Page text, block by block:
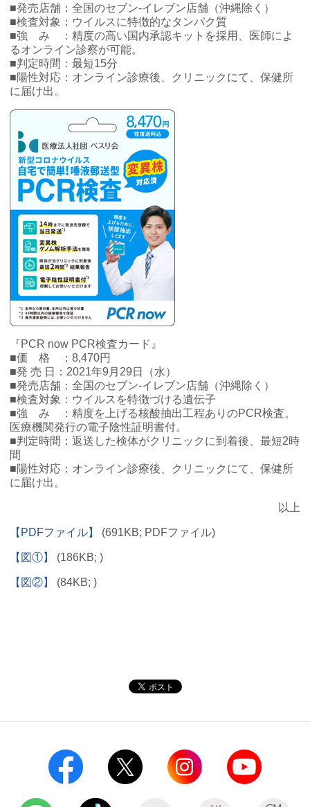
■発売店舗：全国のセブン‐イレブン店舗（沖縄除く）
■検査対象：ウイルスに特徴的なタンパク質
■強 み ：精度の高い国内承認キットを採用、医師によ
るオンライン診察が可能。
■判定時間：最短15分
■陽性対応：オンライン診療後、クリニックにて、保健所
に届け出。
『PCR now PCR検査カード』
■価 格 ：8,470円
■発 売 日：2021年9月29日（水）
■発売店舗：全国のセブン‐イレブン店舗（沖縄除く）
■検査対象：ウイルスを特徴づける遺伝子
■強 み ：精度を上げる核酸抽出工程ありのPCR検査。
医療機関発行の電子陰性証明書付。
■判定時間：返送した検体がクリニックに到着後、最短2時
間
■陽性対応：オンライン診療後、クリニックにて、保健所
に届け出。
以上
【PDFファイル】 (691KB; PDFファイル)
【図①】 (186KB; )
【図②】 (84KB; )